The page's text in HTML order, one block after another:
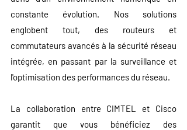
constante évolution. Nos solutions
englobent tout, des routeurs et
commutateurs avancés à la sécurité réseau
intégrée, en passant par la surveillance et
l'optimisation des performances du réseau.
La collaboration entre CIMTEL et Cisco
garantit que vous bénéficiez des